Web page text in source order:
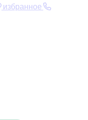
избранное